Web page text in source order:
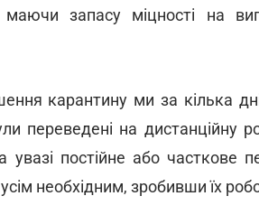
маючи запасу міцності на
карантину ми за кілька
переведені на дистанційну
постійне або часткове
необхідним, зробивши їх